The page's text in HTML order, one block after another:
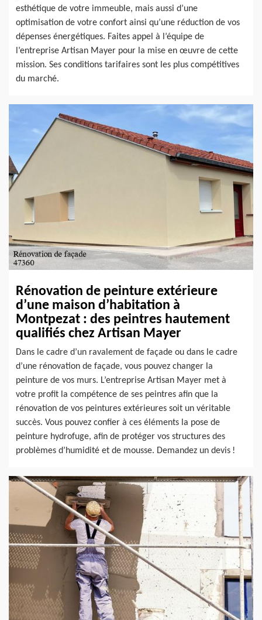
esthétique de votre immeuble, mais aussi d’une
optimisation de votre confort ainsi qu’une réduction de vos
dépenses énergétiques. Faites appel à l’équipe de
l’entreprise Artisan Mayer pour la mise en œuvre de cette
mission. Ses conditions tarifaires sont les plus compétitives
du marché.
Rénovation de peinture extérieure
d’une maison d’habitation à
Montpezat : des peintres hautement
qualifiés chez Artisan Mayer
Dans le cadre d’un ravalement de façade ou dans le cadre
d’une rénovation de façade, vous pouvez changer la
peinture de vos murs. L’entreprise Artisan Mayer met à
votre profit la compétence de ses peintres afin que la
rénovation de vos peintures extérieures soit un véritable
succès. Vous pouvez confier à ces éléments la pose de
peinture hydrofuge, afin de protéger vos structures des
problèmes d’humidité et de mousse. Demandez un devis !